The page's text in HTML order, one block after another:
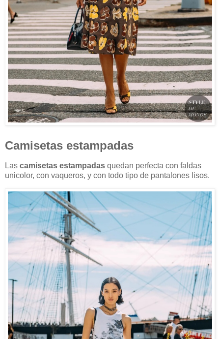
Camisetas estampadas
Las camisetas estampadas quedan perfecta con faldas
unicolor, con vaqueros, y con todo tipo de pantalones lisos.